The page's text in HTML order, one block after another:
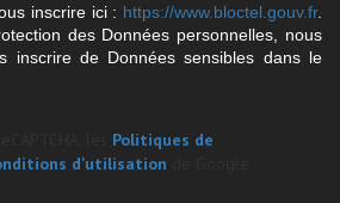
inscrire ici : https://www.bloctel.gouv.fr.
des Données personnelles, nous
inscrire de Données sensibles dans le
Politiques de
d'utilisation